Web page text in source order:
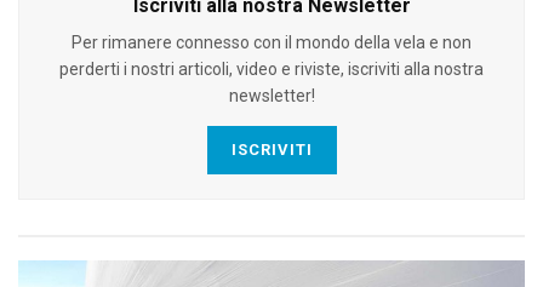
Iscriviti alla nostra Newsletter
Per rimanere connesso con il mondo della vela e non
perderti i nostri articoli, video e riviste, iscriviti alla nostra
newsletter!
ISCRIVITI